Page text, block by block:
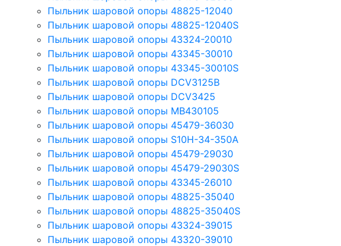
Пыльник шаровой опоры 48825-12040
Пыльник шаровой опоры 48825-12040S
Пыльник шаровой опоры 43324-20010
Пыльник шаровой опоры 43345-30010
Пыльник шаровой опоры 43345-30010S
Пыльник шаровой опоры DCV3125B
Пыльник шаровой опоры DCV3425
Пыльник шаровой опоры MB430105
Пыльник шаровой опоры 45479-36030
Пыльник шаровой опоры S10H-34-350A
Пыльник шаровой опоры 45479-29030
Пыльник шаровой опоры 45479-29030S
Пыльник шаровой опоры 43345-26010
Пыльник шаровой опоры 48825-35040
Пыльник шаровой опоры 48825-35040S
Пыльник шаровой опоры 43324-39015
Пыльник шаровой опоры 43320-39010